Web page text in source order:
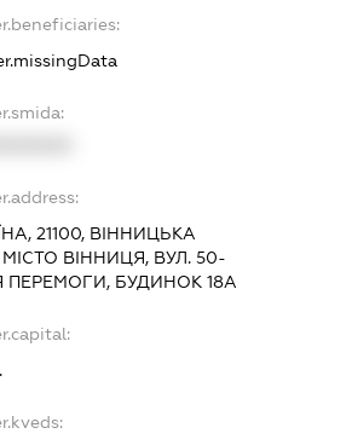
21100, ВІННИЦЬКА
ВІННИЦЯ, ВУЛ. 50-
ПЕРЕМОГИ, БУДИНОК 18А